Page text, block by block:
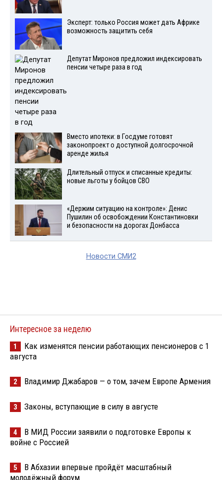
Эксперт: только Россия может дать Африке
возможность защитить себя
Депутат Миронов предложил индексировать
пенсии четыре раза в год
Вместо ипотеки: в Госдуме готовят
законопроект о доступной долгосрочной
аренде жилья
Длительный отпуск и списанные кредиты:
новые льготы у бойцов СВО
«Держим ситуацию на контроле»: Денис
Пушилин об освобождении Константиновки
и безопасности на дорогах Донбасса
Новости СМИ2
Интересное за неделю
1
Как изменятся пенсии работающих пенсионеров с 1
августа
2 Владимир Джабаров — о том, зачем Европе Армения
3 Законы, вступающие в силу в августе
4
В МИД России заявили о подготовке Европы к
войне с Россией
5
В Абхазии впервые пройдёт масштабный
молодёжный форум